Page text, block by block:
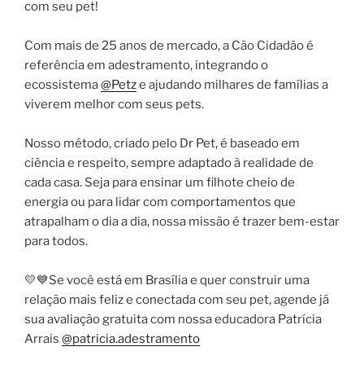
com seu pet!
Com mais de 25 anos de mercado, a Cão Cidadão é
referência em adestramento, integrando o
ecossistema@Petze ajudando milhares de famílias a
viverem melhor com seus pets.
Nosso método, criado pelo Dr Pet, é baseado em
ciência e respeito, sempre adaptado à realidade de
cada casa. Seja para ensinar um filhote cheio de
energia ou para lidar com comportamentos que
atrapalham o dia a dia, nossa missão é trazer bem-estar
para todos.
💛💙Se você está em Brasília e quer construir uma
relação mais feliz e conectada com seu pet, agende já
sua avaliação gratuita com nossa educadora Patrícia
Arrais @patricia.adestramento